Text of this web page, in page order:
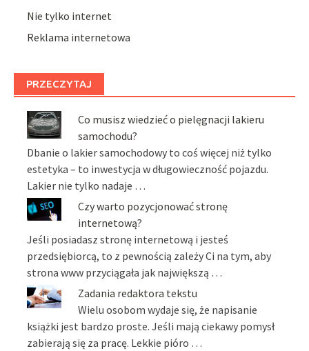
Nie tylko internet
Reklama internetowa
PRZECZYTAJ
Co musisz wiedzieć o pielęgnacji lakieru
samochodu?
Dbanie o lakier samochodowy to coś więcej niż tylko
estetyka – to inwestycja w długowieczność pojazdu.
Lakier nie tylko nadaje …
Czy warto pozycjonować stronę
internetową?
Jeśli posiadasz stronę internetową i jesteś
przedsiębiorcą, to z pewnością zależy Ci na tym, aby
strona www przyciągała jak największą …
Zadania redaktora tekstu
Wielu osobom wydaje się, że napisanie
książki jest bardzo proste. Jeśli mają ciekawy pomysł
zabierają się za pracę. Lekkie pióro …